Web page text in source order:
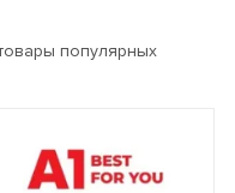
популярных